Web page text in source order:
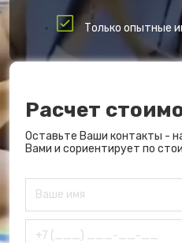
Только опытные
Расчет
Оставьте Ваши контакты -
Вами и сориентирует по